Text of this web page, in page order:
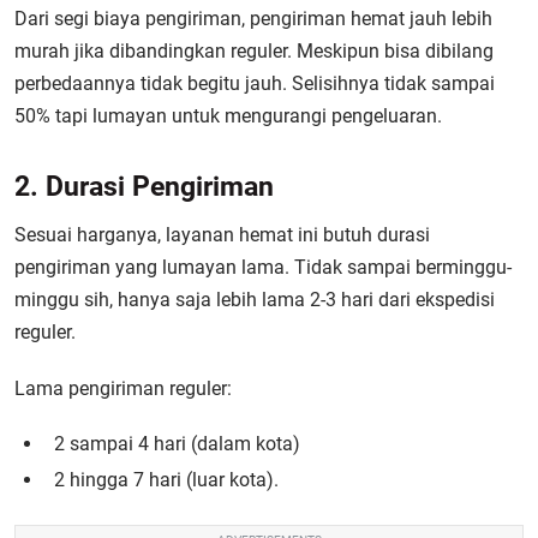
Dari segi biaya pengiriman, pengiriman hemat jauh lebih
murah jika dibandingkan reguler. Meskipun bisa dibilang
perbedaannya tidak begitu jauh. Selisihnya tidak sampai
50% tapi lumayan untuk mengurangi pengeluaran.
2. Durasi Pengiriman
Sesuai harganya, layanan hemat ini butuh durasi
pengiriman yang lumayan lama. Tidak sampai berminggu-
minggu sih, hanya saja lebih lama 2-3 hari dari ekspedisi
reguler.
Lama pengiriman reguler:
2 sampai 4 hari (dalam kota)
2 hingga 7 hari (luar kota).